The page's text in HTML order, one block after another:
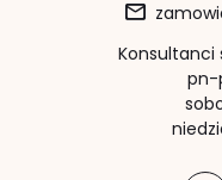
Konsultanci
pn-